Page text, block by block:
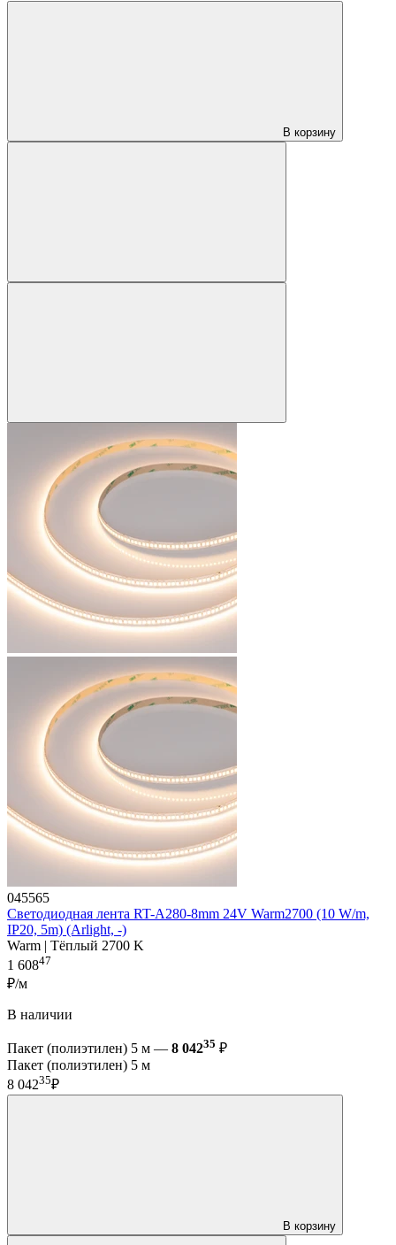
В корзину
045565
Светодиодная лента RT-A280-8mm 24V Warm2700 (10 W/m,
IP20, 5m) (Arlight, -)
Warm | Тёплый 2700 K
1 60847
₽/м
В наличии
Пакет (полиэтилен) 5 м — 8 04235 ₽
Пакет (полиэтилен) 5 м
8 04235₽
В корзину